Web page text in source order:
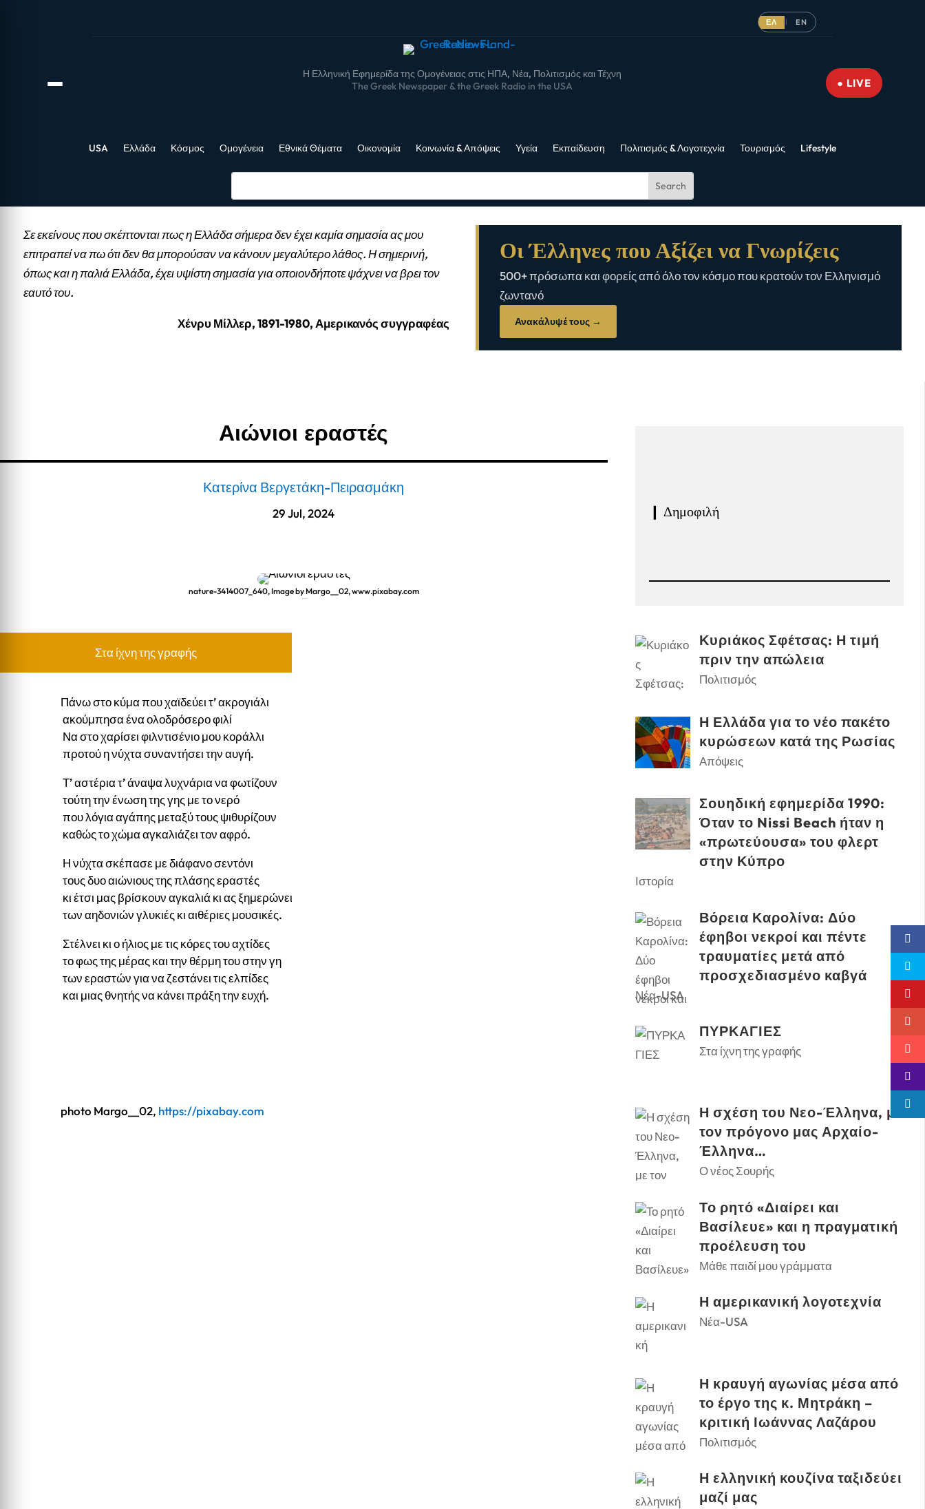
ΕΛ | EN
Η Ελληνική Εφημερίδα της Ομογένειας στις ΗΠΑ, Νέα, Πολιτισμός και Τέχνη
The Greek Newspaper & the Greek Radio in the USA
● LIVE
USA Ελλάδα Κόσμος Ομογένεια Εθνικά Θέματα Οικονομία Κοινωνία & Απόψεις Υγεία Εκπαίδευση Πολιτισμός & Λογοτεχνία Τουρισμός Lifestyle
Σε εκείνους που σκέπτονται πως η Ελλάδα σήμερα δεν έχει καμία σημασία ας μου
επιτραπεί να πω ότι δεν θα μπορούσαν να κάνουν μεγαλύτερο λάθος. Η σημερινή,
όπως και η παλιά Ελλάδα, έχει υψίστη σημασία για οποιονδήποτε ψάχνει να βρει τον
εαυτό του.
Χένρυ Μίλλερ, 1891-1980, Αμερικανός συγγραφέας
Οι Έλληνες που Αξίζει να Γνωρίζεις
500+ πρόσωπα και φορείς από όλο τον κόσμο που κρατούν τον Ελληνισμό
ζωντανό
Ανακάλυψέ τους →
Αιώνιοι εραστές
Κατερίνα Βεργετάκη-Πειρασμάκη
29 Jul, 2024
nature-3414007_640, Image by Margo__02, www.pixabay.com
Στα ίχνη της γραφής
Πάνω στο κύμα που χαϊδεύει τ’ ακρογιάλι
ακούμπησα ένα ολοδρόσερο φιλί
Να στο χαρίσει φιλντισένιο μου κοράλλι
προτού η νύχτα συναντήσει την αυγή.
Τ’ αστέρια τ’ άναψα λυχνάρια να φωτίζουν
τούτη την ένωση της γης με το νερό
που λόγια αγάπης μεταξύ τους ψιθυρίζουν
καθώς το χώμα αγκαλιάζει τον αφρό.
Η νύχτα σκέπασε με διάφανο σεντόνι
τους δυο αιώνιους της πλάσης εραστές
κι έτσι μας βρίσκουν αγκαλιά κι ας ξημερώνει
των αηδονιών γλυκιές κι αιθέριες μουσικές.
Στέλνει κι ο ήλιος με τις κόρες του αχτίδες
το φως της μέρας και την θέρμη του στην γη
των εραστών για να ζεστάνει τις ελπίδες
και μιας θνητής να κάνει πράξη την ευχή.
photo Margo__02, https://pixabay.com
❙ Δημοφιλή
Κυριάκος Σφέτσας: Η τιμή
πριν την απώλεια
Πολιτισμός
Η Ελλάδα για το νέο πακέτο
κυρώσεων κατά της Ρωσίας
Απόψεις
Σουηδική εφημερίδα 1990:
Όταν το Nissi Beach ήταν η
«πρωτεύουσα» του φλερτ
στην Κύπρο
Ιστορία
Βόρεια Καρολίνα: Δύο
έφηβοι νεκροί και πέντε
τραυματίες μετά από
προσχεδιασμένο καβγά
Νέα-USA
ΠΥΡΚΑΓΙΕΣ
Στα ίχνη της γραφής
Η σχέση του Νεο-Έλληνα, με
τον πρόγονο μας Αρχαίο-
Έλληνα…
Ο νέος Σουρής
Το ρητό «Διαίρει και
Βασίλευε» και η πραγματική
προέλευση του
Μάθε παιδί μου γράμματα
Η αμερικανική λογοτεχνία
Νέα-USA
Η κραυγή αγωνίας μέσα από
το έργο της κ. Μητράκη –
κριτική Ιωάννας Λαζάρου
Πολιτισμός
Η ελληνική κουζίνα ταξιδεύει
μαζί μας